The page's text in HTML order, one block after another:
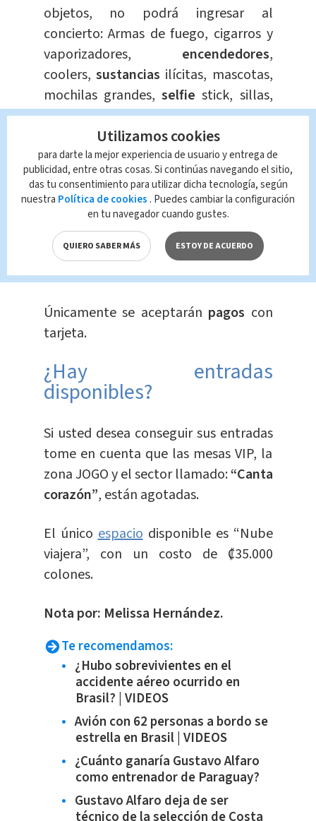
objetos, no podrá ingresar al
concierto: Armas de fuego, cigarros y
vaporizadores, encendedores,
coolers, sustancias ilícitas, mascotas,
mochilas grandes, selfiestick, sillas,
termos, paraguas y cámaras.
Te Recomendamos
Narrador mexicano
emociona tras
relatar
eufóricamente la
carrera de Gerald
Drummond
Tendencia Jorge Alpízar
Únicamente se aceptarán pagos con
tarjeta.
¿Hay entradas
disponibles?
Si usted desea conseguir sus entradas
tome en cuenta que las mesas VIP, la
zona JOGO y el sector llamado:“Canta
corazón”, están agotadas.
El únicoespaciodisponible es “Nube
viajera”, con un costo de ₡35.000
colones.
Nota por: Melissa Hernández.
Te recomendamos:
¿Hubo sobrevivientes en el
accidente aéreo ocurrido en
Brasil? | VIDEOS
Avión con 62 personas a bordo se
estrella en Brasil | VIDEOS
¿Cuánto ganaría Gustavo Alfaro
como entrenador de Paraguay?
Gustavo Alfaro deja de ser
Utilizamos cookies
para darte la mejor experiencia de usuario y entrega de
publicidad, entre otras cosas. Si continúas navegando el sitio,
das tu consentimiento para utilizar dicha tecnología, según
nuestra Política de cookies . Puedes cambiar la configuración
en tu navegador cuando gustes.
QUIERO SABER MÁS ESTOY DE ACUERDO